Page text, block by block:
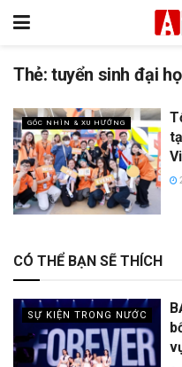
Thẻ:tuyển sinh đại
GÓC NHÌN & XU HƯỚNG
CÓ THỂ BẠN SẼ THÍCH
SỰ KIỆN TRONG NƯỚC